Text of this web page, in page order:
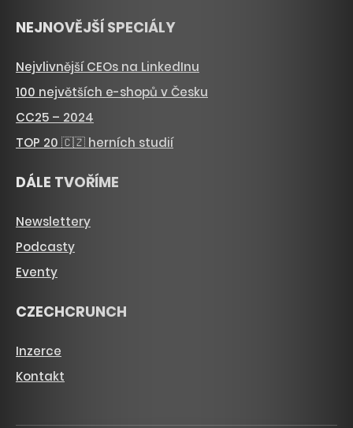
NEJNOVĚJŠÍ SPECIÁLY
Nejvlivnější CEOs na LinkedInu
100 největších e-shopů v Česku
CC25 – 2024
TOP 20 🇨🇿 herních studií
DÁLE TVOŘÍME
Newslettery
Podcasty
Eventy
CZECHCRUNCH
Inzerce
Kontakt